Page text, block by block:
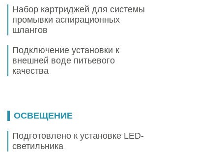
Набор картриджей для системы
промывки аспирационных
шлангов
Подключение установки к
внешней воде питьевого
качества
ОСВЕЩЕНИЕ
Подготовлено к установке LED-
светильника